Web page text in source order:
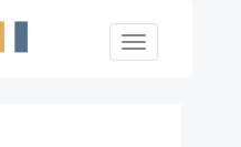
Toggle